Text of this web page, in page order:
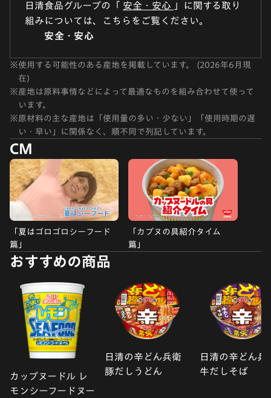
日清食品グループの「 安全・安心 」に関する取り
組みについては、こちらをご覧ください。
安全・安心
※使用する可能性のある産地を掲載しています。 (2026年6月現
在)
※産地は原料事情などによって最適なものを組み合わせて使って
います。
※原材料の主な産地は「使用量の多い・少ない」「使用時期の遅
い・早い」に関係なく、順不同で列記しています。
CM
「夏はゴロゴロシーフード
篇」
「カプヌの具紹介タイム
篇」
おすすめの商品
カップヌードル レ
モンシーフードヌー
日清の辛どん兵衛
豚だしうどん
日清の辛どん兵
牛だしそば